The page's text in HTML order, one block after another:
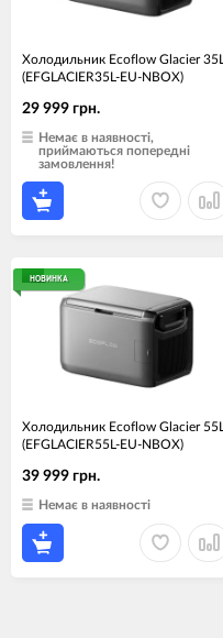
Холодильник Ecoflow Glacier 35L
(EFGLACIER35L-EU-NBOX)
29 999 грн.
Немає в наявності,
приймаються попередні
замовлення!
НОВИНКА
Холодильник Ecoflow Glacier 55L
(EFGLACIER55L-EU-NBOX)
39 999 грн.
Немає в наявності